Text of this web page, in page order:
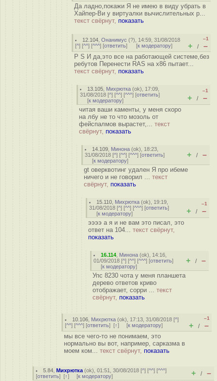
Да ладно,покажи Я не имею в виду убрать в
Хайпер-Ви у виртуалки вычислительных р...
текст свёрнут, показать
12.104 ,Онанимус (?), 14:59, 31/08/2018
[^] [^^] [^^^] [ответить] [к модератору]
–1
+ / –
P S И да,это все на работающей системе,без
ребутов Перенести RAS на х86 пытает...
текст свёрнут, показать
13.105 Михрютка (ok), 17:09,
31/08/2018 [^] [^^] [^^^] [ответить]
[к модератору]
–1
+ / –
читая ваши каменты, у меня скоро
на лбу не то что мозоль от
фейспалмов вырастет,... текст
свёрнут, показать
14.109 Минона (ok), 18:23,
31/08/2018 [^] [^^] [^^^] [ответить]
[к модератору]
+ / –
gt оверквотинг удален Я про ибеме
ничего и не говорил ... текст
свёрнут, показать
15.110 Михрютка (ok), 19:19,
31/08/2018 [^] [^^] [^^^] [ответить]
[к модератору]
–1
+ / –
ээээ а я и не вам это писал, это
ответ на 104... текст свёрнут,
показать
16.114 Минона (ok), 14:16,
01/09/2018 [^] [^^] [^^^] [ответить]
[к модератору]
+ / –
Упс 8230 чота у меня планшета
дерево ответов криво
отображает, сорри ... текст
свёрнут, показать
10.106 Михрютка (ok), 17:13, 31/08/2018 [^]
[^^] [^^^] [ответить] [↑] [к модератору]
–1
+ / –
мы все чего-то не понимаем, это
нормально вы вот, например, сарказма в
моем ком... текст свёрнут, показать
5.84 ,Михрютка (ok), 01:51, 30/08/2018 [^] [^^] [^^^]
[ответить] [↑] [к модератору] + / –